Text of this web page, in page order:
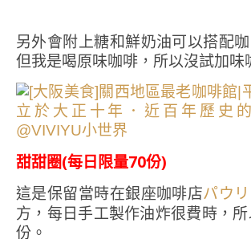
另外會附上糖和鮮奶油可以搭配
但我是喝原味咖啡，所以沒試加
甜甜圈(每日限量70份)
這是保留當時在銀座咖啡店パウ
方，每日手工製作油炸很費時，
份。